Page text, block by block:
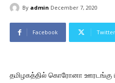
By admin December 7, 2020
Facebook Twitter
தமிழகத்தில் கொரோனா ஊரடங்கு